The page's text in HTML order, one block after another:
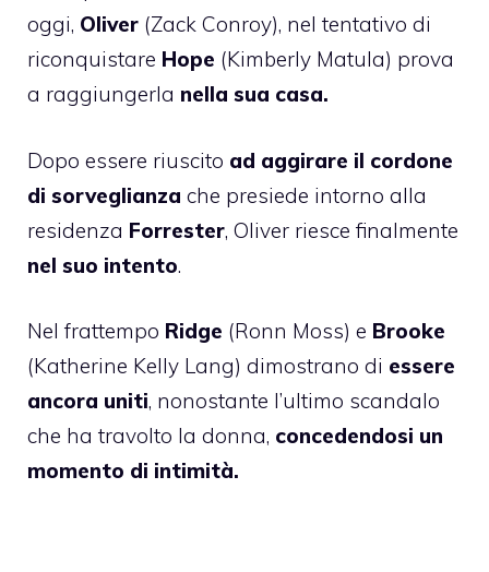
oggi, Oliver (Zack Conroy), nel tentativo di
riconquistare Hope (Kimberly Matula) prova
a raggiungerla nella sua casa.
Dopo essere riuscito ad aggirare il cordone
di sorveglianza che presiede intorno alla
residenza Forrester, Oliver riesce finalmente
nel suo intento.
Nel frattempo Ridge (Ronn Moss) e Brooke
(Katherine Kelly Lang) dimostrano di essere
ancora uniti, nonostante l’ultimo scandalo
che ha travolto la donna, concedendosi un
momento di intimità.